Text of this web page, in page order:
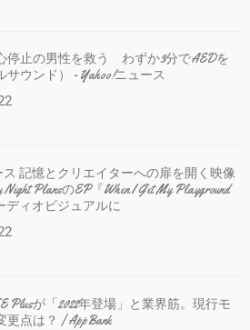
停止の男性を救う わずか3分でAEDを
ウンド） - Yahoo!ニュース
ス 記憶とクリエイターへの扉を開く映像
PlansのEP『When I Get My Playground
ディオビジュアルに
Plusが「2022年登場」と業界筋。現行モ
点は？ | AppBank